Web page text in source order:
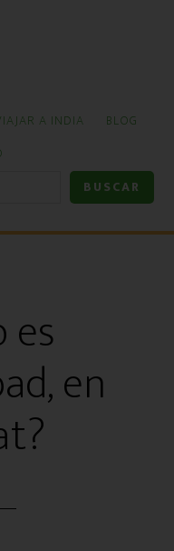
A INDIA
BLOG
es
en